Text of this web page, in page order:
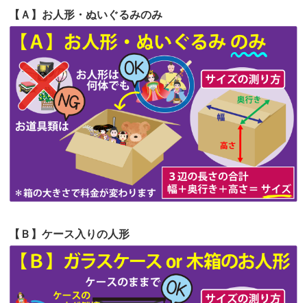
2026/06/22
娘の初めてのひな祭りにあわせて、娘
の祖父母か...
2026/06/20
雛人形をお道具も含め一式で引き取っ
てくださる...
第64回人形供養祭令和5年9月21日(木)
第63回人形供養祭 令和5年8月1日(火)
第62回人形供養祭令和5年6月21日(水)
第61回人形供養祭 令和5年5月19日(金)
第60回人形供養祭令和5年3月28日(火)
第59回人形供養祭 令和5年2月10日(金)
第58回人形供養祭令和5年12月21日(水)
第56回人形供養祭 令和4年10月19日(水)
第55回人形供養祭令和4年9月8日(木)
【Ａ】お人形・ぬいぐるみのみ
【Ｂ】ケース入りの人形